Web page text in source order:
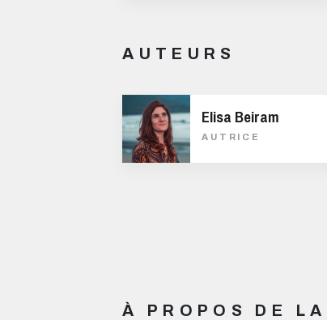
AUTEURS
Elisa Beiram
AUTRICE
À PROPOS DE